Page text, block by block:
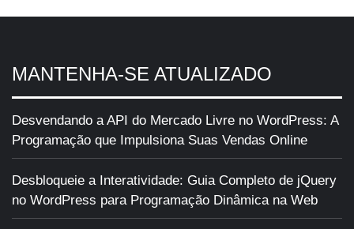
MANTENHA-SE ATUALIZADO
Desvendando a API do Mercado Livre no WordPress: A
Programação que Impulsiona Suas Vendas Online
Desbloqueie a Interatividade: Guia Completo de jQuery
no WordPress para Programação Dinâmica na Web